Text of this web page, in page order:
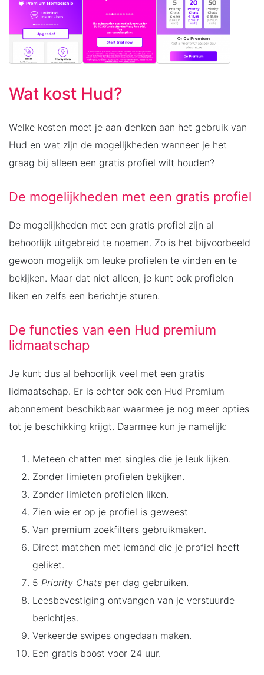
Wat kost Hud?
Welke kosten moet je aan denken aan het gebruik van
Hud en wat zijn de mogelijkheden wanneer je het
graag bij alleen een gratis profiel wilt houden?
De mogelijkheden met een gratis profiel
De mogelijkheden met een gratis profiel zijn al
behoorlijk uitgebreid te noemen. Zo is het bijvoorbeeld
gewoon mogelijk om leuke profielen te vinden en te
bekijken. Maar dat niet alleen, je kunt ook profielen
liken en zelfs een berichtje sturen.
De functies van een Hud premium
lidmaatschap
Je kunt dus al behoorlijk veel met een gratis
lidmaatschap. Er is echter ook een Hud Premium
abonnement beschikbaar waarmee je nog meer opties
tot je beschikking krijgt. Daarmee kun je namelijk:
Meteen chatten met singles die je leuk lijken.
Zonder limieten profielen bekijken.
Zonder limieten profielen liken.
Zien wie er op je profiel is geweest
Van premium zoekfilters gebruikmaken.
Direct matchen met iemand die je profiel heeft
geliket.
5 Priority Chats per dag gebruiken.
Leesbevestiging ontvangen van je verstuurde
berichtjes.
Verkeerde swipes ongedaan maken.
Een gratis boost voor 24 uur.